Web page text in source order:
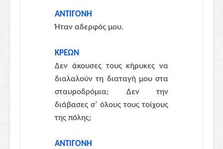
ΑΝΤΙΓΟΝΗ
Ήταν αδερφός μου.
ΚΡΕΩΝ
Δεν άκουσες τους κήρυκες να
διαλαλούν τη διαταγή μου στα
σταυροδρόμια; Δεν την
διάβασες σ’ όλους τους τοίχους
της πόλης;
ΑΝΤΙΓΟΝΗ